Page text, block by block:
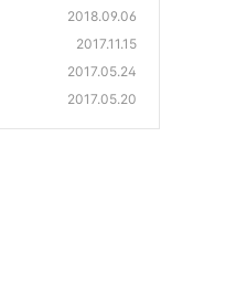
2018.09.06
2017.11.15
2017.05.24
2017.05.20